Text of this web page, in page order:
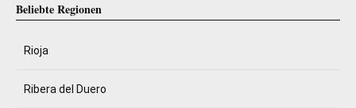
Beliebte Regionen
Rioja
Ribera del Duero